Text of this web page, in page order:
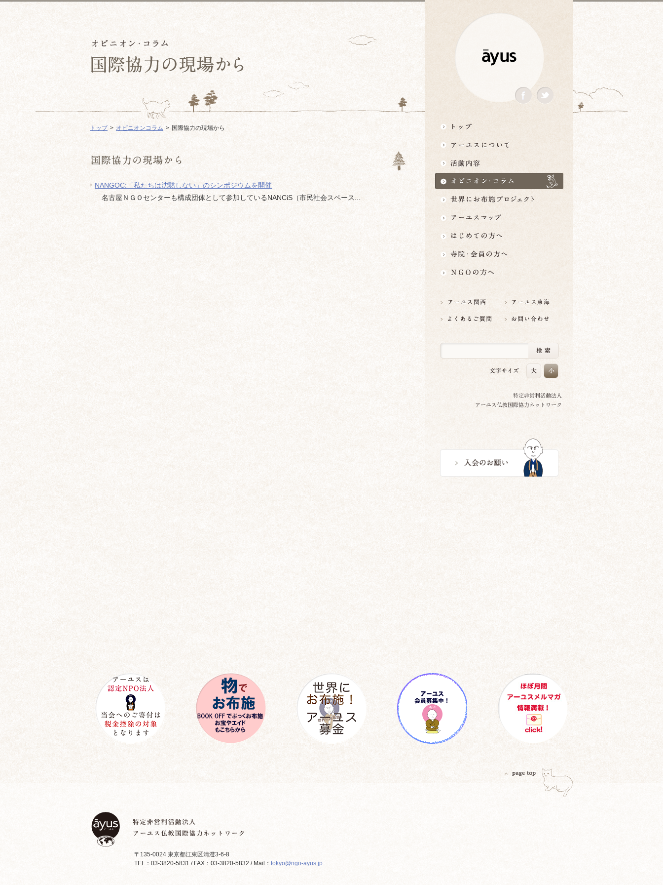
トップ オピニオンコラム 国際協力の現場から
NANGOC:「私たちは沈黙しない」のシンポジウムを開催
名古屋ＮＧＯセンターも構成団体として参加しているNANCiS（市民社会スペース...
〒135-0024 東京都江東区清澄3-6-8
TEL：03-3820-5831 / FAX：03-3820-5832 / Mail： tokyo@ngo-ayus.jp